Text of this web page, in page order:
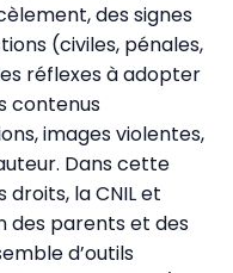
des signes
(civiles, pénales,
réflexes à adopter
contenus
images violentes,
Dans cette
la CNIL et
des parents et des
d’outils